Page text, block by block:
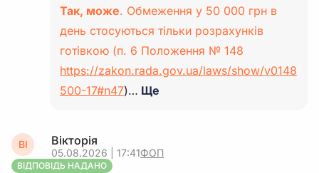
Так, може. Обмеження у 50 000 грн в
день стосуються тільки розрахунків
готівкою (п. 6 Положення № 148
https://zakon.rada.gov.ua/laws/show/v0148
500-17#n47)… Ще
ВІ Вікторія
05.08.2026 | 17:41ФОП
ВІДПОВІДЬ НАДАНО